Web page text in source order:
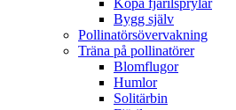
Bygg själv
Pollinatörsövervakning
Träna på pollinatörer
Blomflugor
Humlor
Solitärbin